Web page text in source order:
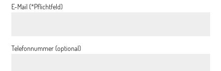
E-Mail (*Pflichtfeld)
Telefonnummer (optional)